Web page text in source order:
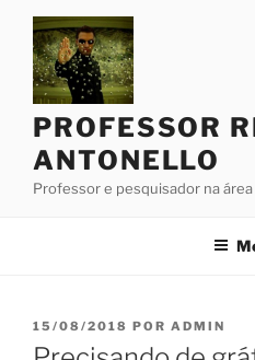
Pular
conteúdo
PROFESSOR
ANTONELLO
Professor e pesquisador na
PUBLICADO
EM
15/08/2018 POR ADMIN